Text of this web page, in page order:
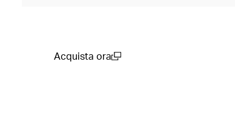
Acquista ora